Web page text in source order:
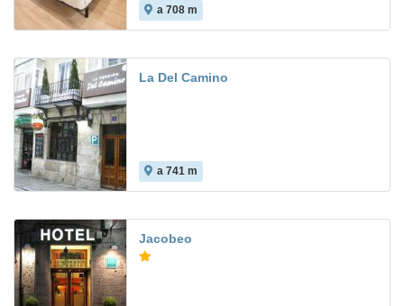
a 708 m
La Del Camino
a 741 m
Jacobeo